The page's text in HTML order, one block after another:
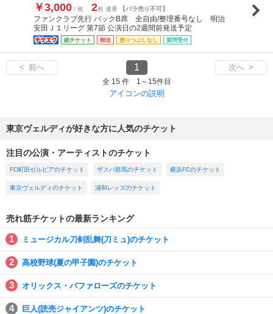
￥3,000 / 枚 2枚 連番 【バラ売り不可】
ファンクラブ先行 バックB席 全自由/整理番号なし 明治
安田Ｊ１リーグ 第7節 公演日の2週間前発送予定
紙チケット 郵送 塗りつぶしなし 質問受付
< 前へ 1 次へ >
全 15 件 1～15件目
アイコンの説明
東京ヴェルディが好きな方に人気のチケット
注目の公演・アーティストのチケット
FC町田ゼルビアのチケット ザスパ群馬のチケット 横浜FCのチケット
東京ヴェルディのチケット 浦和レッズのチケット
売れ筋チケットの最新ランキング
ミュージカル刀剣乱舞(刀ミュ)のチケット
高校野球(夏の甲子園)のチケット
オリックス・バファローズのチケット
巨人(読売ジャイアンツ)のチケット